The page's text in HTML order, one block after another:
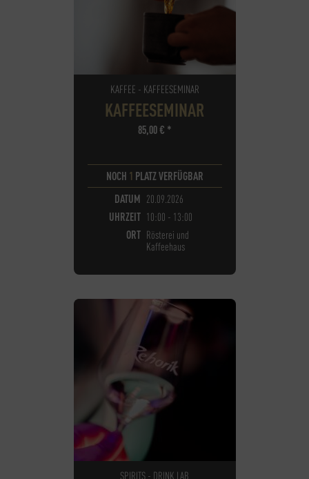
KAFFEE - KAFFEESEMINAR
KAFFEESEMINAR
85,00€ *
NOCH 1 PLATZ VERFÜGBAR
DATUM 20.09.2026
UHRZEIT 10:00 - 13:00
ORT Rösterei und
Kaffeehaus
SPIRITS - DRINK LAB